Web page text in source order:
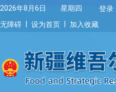
2026年8月6日 星期四 登录
无障碍
设为首页 加入收藏